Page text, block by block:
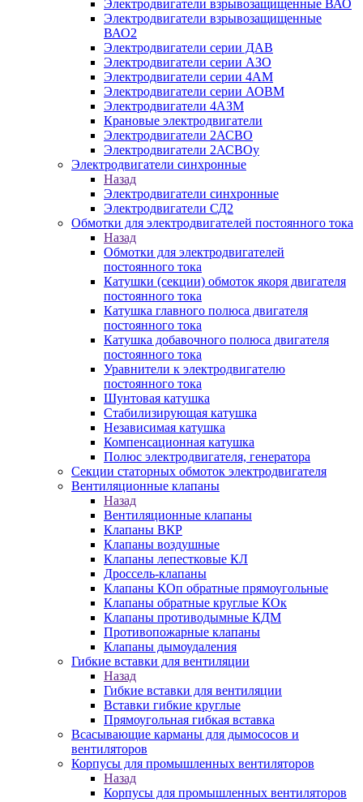
Электродвигатели взрывозащищенные ВАО
Электродвигатели взрывозащищенные
ВАО2
Электродвигатели серии ДАВ
Электродвигатели серии АЗО
Электродвигатели серии 4АМ
Электродвигатели серии АОВМ
Электродвигатели 4АЗМ
Крановые электродвигатели
Электродвигатели 2АСВО
Электродвигатели 2АСВОу
Электродвигатели синхронные
Назад
Электродвигатели синхронные
Электродвигатели СД2
Обмотки для электродвигателей постоянного тока
Назад
Обмотки для электродвигателей
постоянного тока
Катушки (секции) обмоток якоря двигателя
постоянного тока
Катушка главного полюса двигателя
постоянного тока
Катушка добавочного полюса двигателя
постоянного тока
Уравнители к электродвигателю
постоянного тока
Шунтовая катушка
Стабилизирующая катушка
Независимая катушка
Компенсационная катушка
Полюс электродвигателя, генератора
Секции статорных обмоток электродвигателя
Вентиляционные клапаны
Назад
Вентиляционные клапаны
Клапаны ВКР
Клапаны воздушные
Клапаны лепестковые КЛ
Дроссель-клапаны
Клапаны КОп обратные прямоугольные
Клапаны обратные круглые КОк
Клапаны противодымные КДМ
Противопожарные клапаны
Клапаны дымоудаления
Гибкие вставки для вентиляции
Назад
Гибкие вставки для вентиляции
Вставки гибкие круглые
Прямоугольная гибкая вставка
Всасывающие карманы для дымососов и
вентиляторов
Корпусы для промышленных вентиляторов
Назад
Корпусы для промышленных вентиляторов